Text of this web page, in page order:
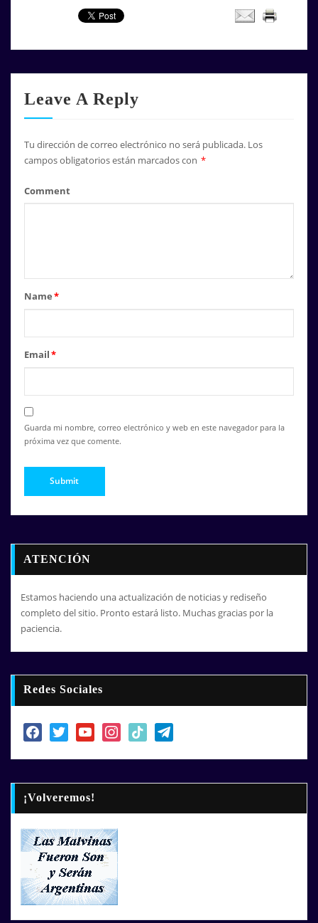
Leave A Reply
Tu dirección de correo electrónico no será publicada.Los
campos obligatorios están marcados con *
Comment
Name*
Email*
Guarda mi nombre, correo electrónico y web en este navegador para la
próxima vez que comente.
ATENCIÓN
Estamos haciendo una actualización de noticias y rediseño
completo del sitio. Pronto estará listo. Muchas gracias por la
paciencia.
Redes Sociales
facebooktwitter youtubeinstagram
tiktok telegram
¡Volveremos!